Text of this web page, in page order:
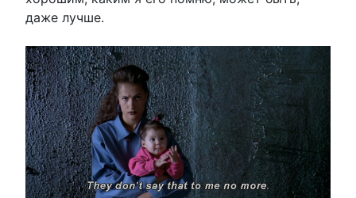
даже лучше.